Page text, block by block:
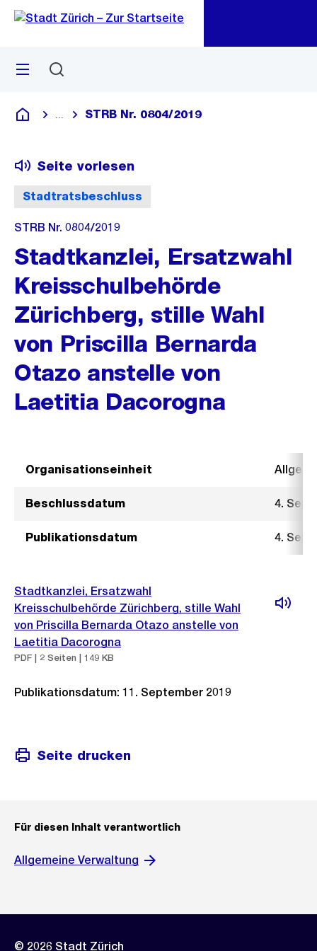
Navigation
Sprunglink
Menü
Deutsch
Blende alle Breadcrumbs ein
STRB Nr. 0804/2019
Stadtratsbeschluss
Seite vorlesen
STRB Nr. 0804/2019
Stadtkanzlei, Ersatzwahl
Kreisschulbehörde
Zürichberg, stille Wahl
von Priscilla Bernarda
Otazo anstelle von
Laetitia Dacorogna
Organisationseinheit
Beschlussdatum 4.
Publikationsdatum 4.
Stadtkanzlei, Ersatzwahl
Kreisschulbehörde Zürichberg, stille Wahl
von Priscilla Bernarda Otazo anstelle von
Laetitia Dacorogna
PDF | 2 Seiten | 149 KB
Publikationsdatum: 11. September 2019
Seite drucken
Für diesen Inhalt verantwortlich
Allgemeine Verwaltung
© 2026 Stadt Zürich